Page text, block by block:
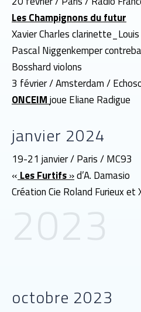
Les Champignons du futur
Xavier Charles
Pascal Niggenkemper
Bosshard violons
3 février / Amsterdam /
ONCEIMjoue Eliane Radigue
janvier 2024
19-21 janvier / Paris / MC93
« Les Furtifs»d’A. Damasio
Création Cie Roland Furieux et
2023
octobre 2023